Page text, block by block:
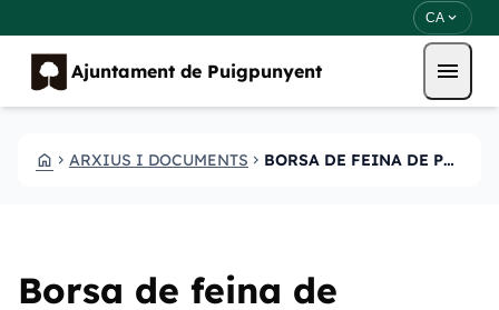
CA expand_more
Ajuntament de Puigpunyent menu
HOME CHEVRON_RIGHT ARXIUS I DOCUMENTS CHEVRON_RIGHT BORSA DE FEINA DE PERSONAL LABORAL TEMPORAL DOPERARIARIA DE RESIDUS PROCEDIMENT
Borsa de feina de